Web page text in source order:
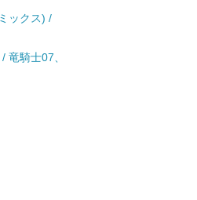
ックス) /
騎士07、